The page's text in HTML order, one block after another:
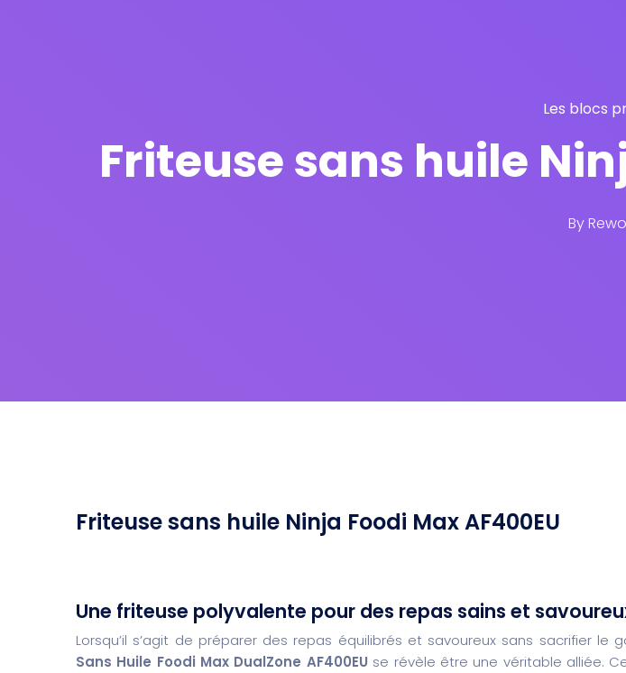
Les blocs
Friteuse sans huile
By
Friteuse sans huile Ninja Foodi Max AF400EU
Une friteuse polyvalente pour des repas sains et
Lorsqu’il s’agit de préparer des repas équilibrés et savoureux sans sacrifier le
Sans Huile Foodi Max DualZone AF400EU se révèle être une véritable alliée.